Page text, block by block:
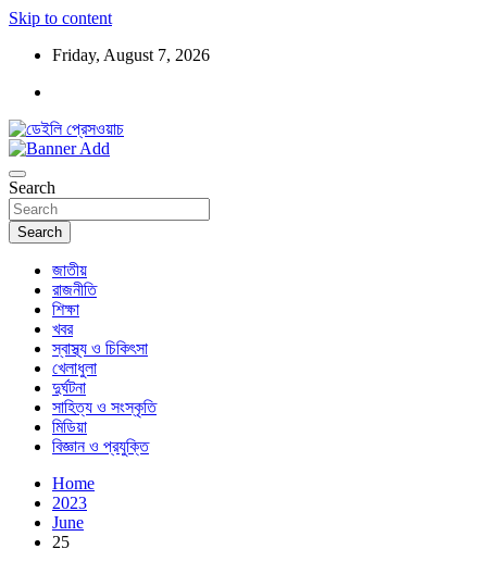
Skip to content
Friday, August 7, 2026
ডেইলি প্রেসওয়াচ
Search
Search
জাতীয়
রাজনীতি
শিক্ষা
খবর
স্বাস্থ্য ও চিকিৎসা
খেলাধুলা
দুর্ঘটনা
সাহিত্য ও সংস্কৃতি
মিডিয়া
বিজ্ঞান ও প্রযুক্তি
Home
2023
June
25